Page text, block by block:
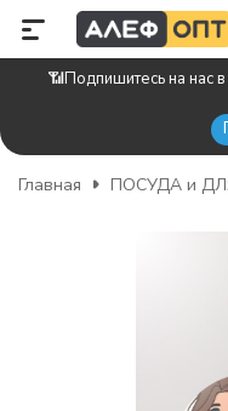
📶Подпишитесь на нас в
Главная ПОСУДА и